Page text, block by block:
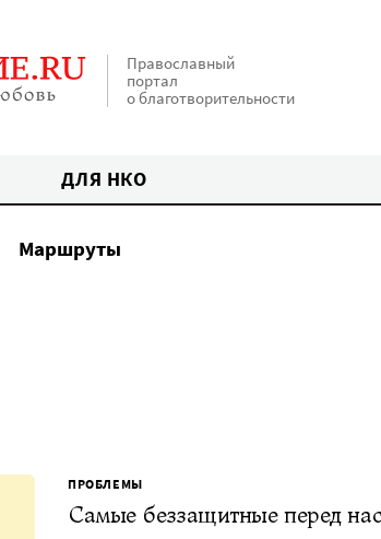
Православный
портал
о благотворительности
ДЛЯ НКО
Маршруты
ПРОБЛЕМЫ
Самые беззащитные перед